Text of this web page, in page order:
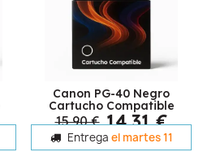
Canon PG-40 Negro
Cartucho Compatible
15,90 € 14,31 €
Entrega el martes 11